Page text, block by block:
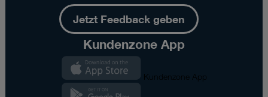
Jetzt Feedback geben
Kundenzone App
Kundenzone App